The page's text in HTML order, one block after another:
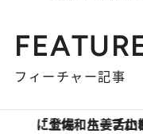
フィーチャー記事
「土佐和ハーブか